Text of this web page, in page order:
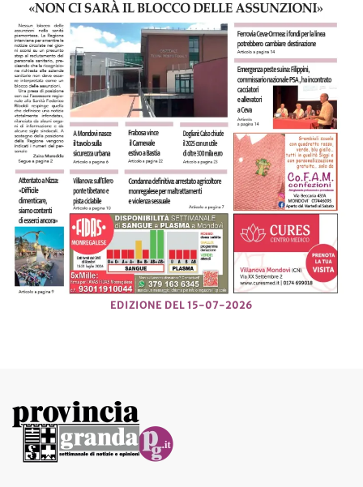
EDIZIONE DEL 15-07-2026